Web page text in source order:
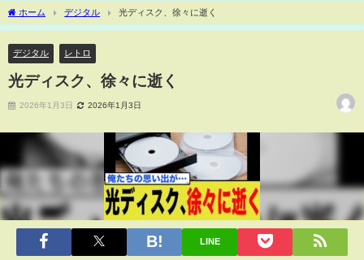
ホーム デジタル 光ディスク、徐々に逝く
デジタル レトロ
光ディスク、徐々に逝く
2026年1月3日 2026年1月3日
LINE